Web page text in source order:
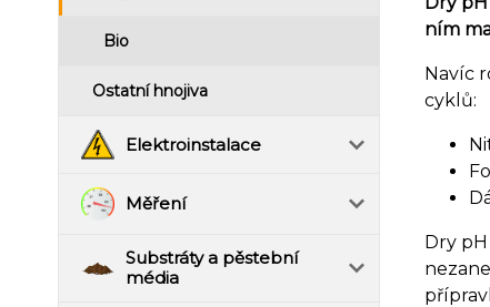
Bio
Ostatní hnojiva
Elektroinstalace
Měření
Substráty a pěstební
média
ním
Navíc
cyklů:
Dry